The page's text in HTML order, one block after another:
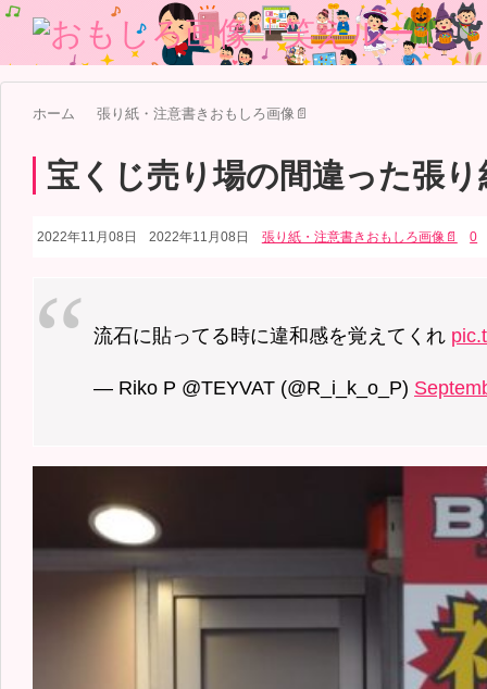
ホーム 張り紙・注意書きおもしろ画像📄
宝くじ売り場の間違った張り
2022年11月08日 2022年11月08日 張り紙・注意書きおもしろ画像📄 0
流石に貼ってる時に違和感を覚えてくれ
— Riko P @TEYVAT (@R_i_k_o_P)